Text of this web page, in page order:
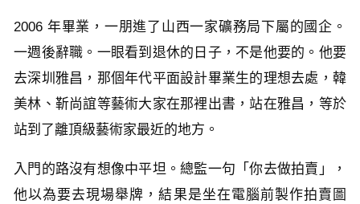
2006 年畢業，一朋進了山西一家礦務局下屬的國企。
一週後辭職。一眼看到退休的日子，不是他要的。他要
去深圳雅昌，那個年代平面設計畢業生的理想去處，韓
美林、靳尚誼等藝術大家在那裡出書，站在雅昌，等於
站到了離頂級藝術家最近的地方。
入門的路沒有想像中平坦。總監一句「你去做拍賣」，
他以為要去現場舉牌，結果是坐在電腦前製作拍賣圖